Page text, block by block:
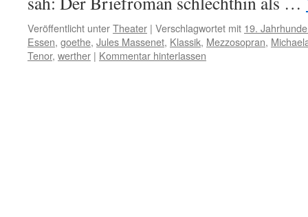
Veröffentlicht unterTheater | Verschlagwortet mit 19.
Essen, goethe, Jules Massenet, Klassik, Mezzosopran,
Tenor, werther | Kommentar hinterlassen